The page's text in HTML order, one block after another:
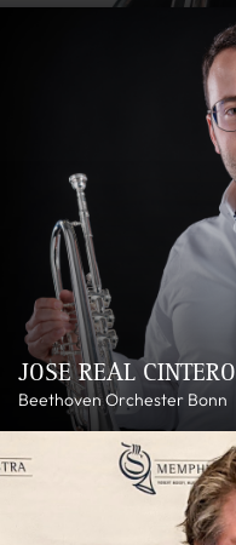
JOSE REAL CINTERO
Beethoven Orchester Bonn